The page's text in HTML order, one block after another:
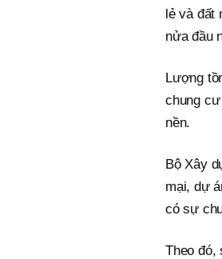
lẻ và đất
nửa đầu
Lượng
chung
nền.
Bộ Xây
mại, dự
có sự
Theo đó,